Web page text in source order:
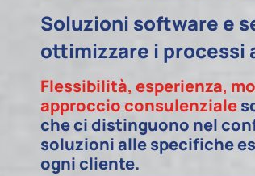
Soluzioni software e
ottimizzare i processi
Flessibilità, esperienza,
approccio consulenziale
che ci distinguono nel
soluzioni alle specifiche
ogni cliente.